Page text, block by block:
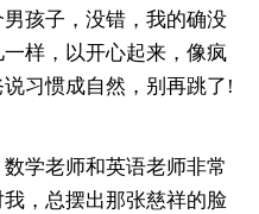
孩子，没错，我的确没
样，以开心起来，像疯
习惯成自然，别再跳了!
学老师和英语老师非常
，总摆出那张慈祥的脸